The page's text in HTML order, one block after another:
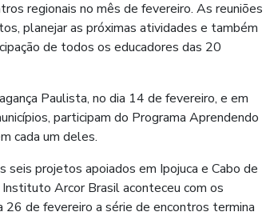
regionais no mês de fevereiro. As reuniões
planejar as próximas atividades e também
de todos os educadores das 20
Paulista, no dia 14 de fevereiro, e em
participam do Programa Aprendendo
cada um deles.
projetos apoiados em Ipojuca e Cabo de
Arcor Brasil aconteceu com os
26 de fevereiro a série de encontros termina